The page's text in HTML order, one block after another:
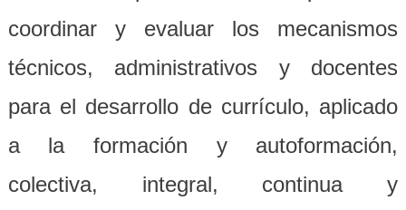
coordinar y evaluar los mecanismos
técnicos, administrativos y docentes
para el desarrollo de currículo, aplicado
a la formación y autoformación,
colectiva, integral, continua y